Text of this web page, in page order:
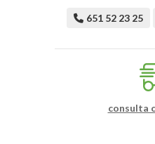
651 52 23 25
consulta